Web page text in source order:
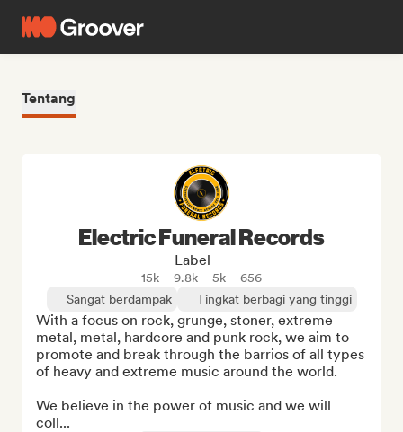
Tentang
Electric Funeral Records
Label
15k 9.8k 5k
656
Sangat berdampak
Tingkat berbagi yang tinggi
With a focus on rock, grunge, stoner, extreme
metal, metal, hardcore and punk rock, we aim to
promote and break through the barrios of all types
of heavy and extreme music around the world.
We believe in the power of music and we will
coll...